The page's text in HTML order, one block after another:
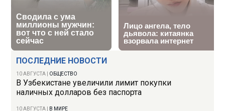
ПОСЛЕДНИЕ НОВОСТИ
10 АВГУСТА ОБЩЕСТВО
В Узбекистане увеличили лимит покупки
наличных долларов без паспорта
10 АВГУСТА В МИРЕ